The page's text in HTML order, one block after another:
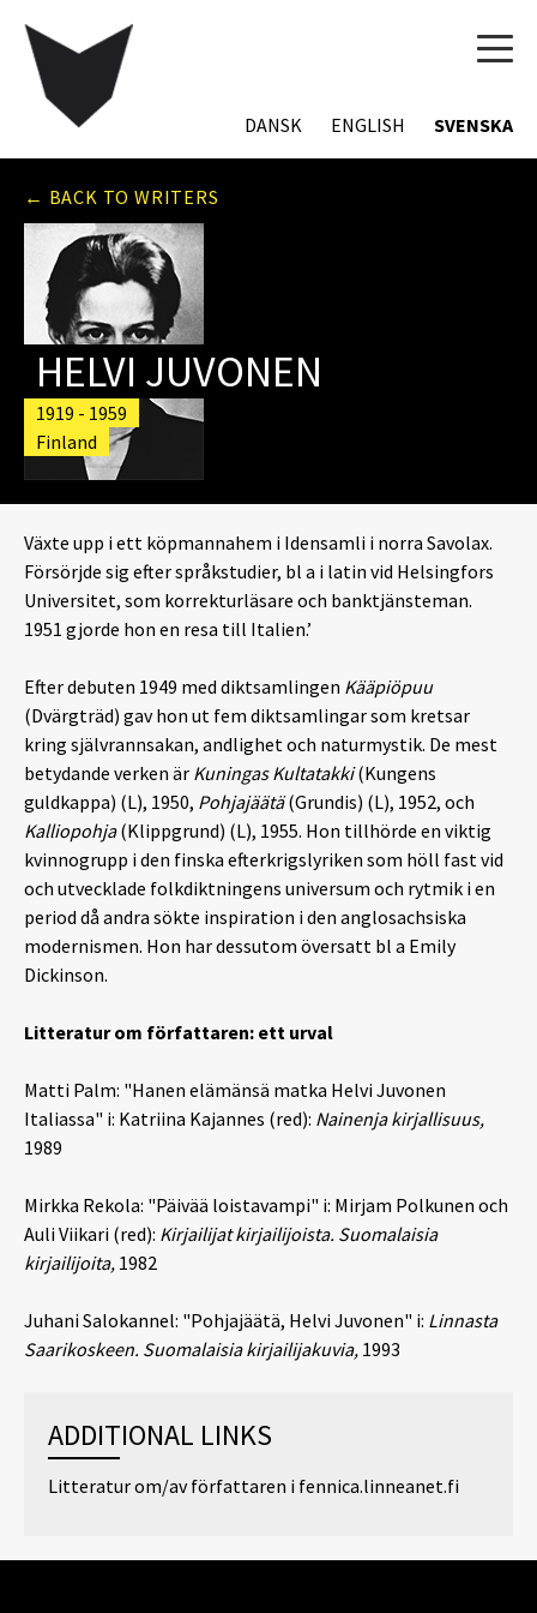
DANSK ENGLISH SVENSKA
← BACK TO WRITERS
HELVI JUVONEN
1919 - 1959
Finland
Växte upp i ett köpmannahem i Idensamli i norra Savolax.
Försörjde sig efter språkstudier, bl a i latin vid Helsingfors
Universitet, som korrekturläsare och banktjänsteman.
1951 gjorde hon en resa till Italien.’
Efter debuten 1949 med diktsamlingen Kääpiöpuu
(Dvärgträd) gav hon ut fem diktsamlingar som kretsar
kring självrannsakan, andlighet och naturmystik. De mest
betydande verken är Kuningas Kultatakki(Kungens
guldkappa) (L), 1950, Pohjajäätä(Grundis) (L), 1952, och
Kalliopohja(Klippgrund) (L), 1955. Hon tillhörde en viktig
kvinnogrupp i den finska efterkrigslyriken som höll fast vid
och utvecklade folkdiktningens universum och rytmik i en
period då andra sökte inspiration i den anglosachsiska
modernismen. Hon har dessutom översatt bl a Emily
Dickinson.
Litteratur om författaren: ett urval
Matti Palm: "Hanen elämänsä matka Helvi Juvonen
Italiassa" i: Katriina Kajannes (red): Nainenja kirjallisuus,
1989
Mirkka Rekola: "Päivää loistavampi" i: Mirjam Polkunen och
Auli Viikari (red): Kirjailijat kirjailijoista. Suomalaisia
kirjailijoita, 1982
Juhani Salokannel: "Pohjajäätä, Helvi Juvonen" i: Linnasta
Saarikoskeen. Suomalaisia kirjailijakuvia, 1993
ADDITIONAL LINKS
Litteratur om/av författaren i fennica.linneanet.fi